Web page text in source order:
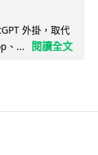
外掛，取代
、...
閱讀全文